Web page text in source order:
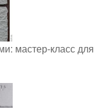
мастер-класс для